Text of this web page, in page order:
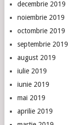
decembrie 2019
noiembrie 2019
octombrie 2019
septembrie 2019
august 2019
iulie 2019
iunie 2019
mai 2019
aprilie 2019